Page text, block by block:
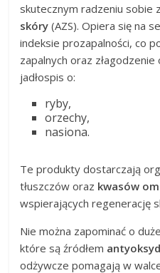
skutecznym radzeniu sobie z
skóry (AZS). Opiera się na
indeksie prozapalności, co
zapalnych oraz
jadłospis o:
ryby,
orzechy,
nasiona.
Te produkty dostarczają
tłuszczów oraz kwasów
wspierających regenerację
Nie można zapominać o
które są źródłem
odżywcze pomagają w